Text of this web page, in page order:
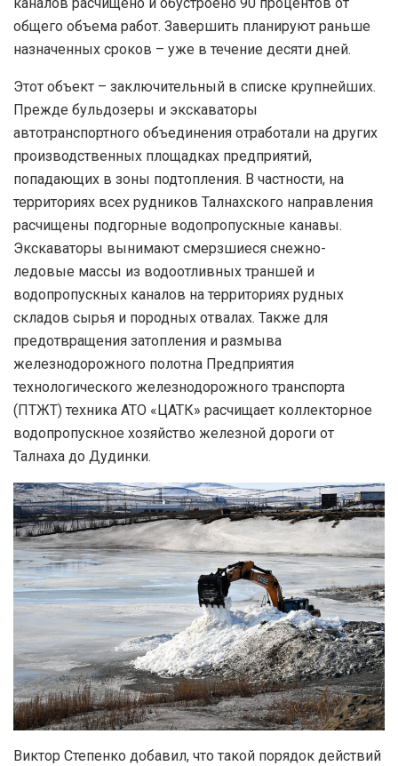
общего объема работ. Завершить планируют раньше
назначенных сроков – уже в течение десяти дней.
Этот объект – заключительный в списке крупнейших.
Прежде бульдозеры и экскаваторы
автотранспортного объединения отработали на других
производственных площадках предприятий,
попадающих в зоны подтопления. В частности, на
территориях всех рудников Талнахского направления
расчищены подгорные водопропускные канавы.
Экскаваторы вынимают смерзшиеся снежно-
ледовые массы из водоотливных траншей и
водопропускных каналов на территориях рудных
складов сырья и породных отвалах. Также для
предотвращения затопления и размыва
железнодорожного полотна Предприятия
технологического железнодорожного транспорта
(ПТЖТ) техника АТО «ЦАТК» расчищает коллекторное
водопропускное хозяйство железной дороги от
Талнаха до Дудинки.
Виктор Степенко добавил, что такой порядок действий